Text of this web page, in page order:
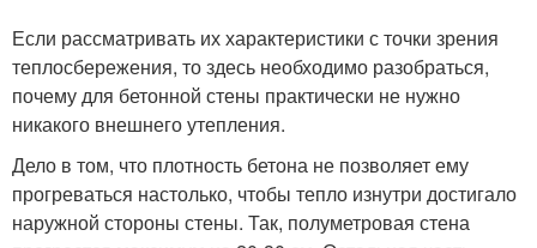
Если рассматривать их характеристики с точки зрения
теплосбережения, то здесь необходимо разобраться,
почему для бетонной стены практически не нужно
никакого внешнего утепления.
Дело в том, что плотность бетона не позволяет ему
прогреваться настолько, чтобы тепло изнутри достигало
наружной стороны стены. Так, полуметровая стена